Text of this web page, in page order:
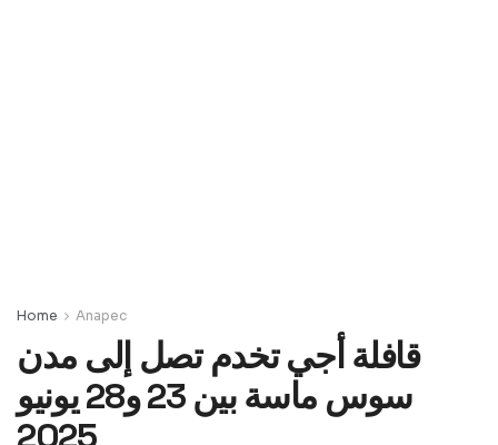
Home Anapec
قافلة أجي تخدم تصل إلى مدن
سوس ماسة بين 23 و28 يونيو
2025